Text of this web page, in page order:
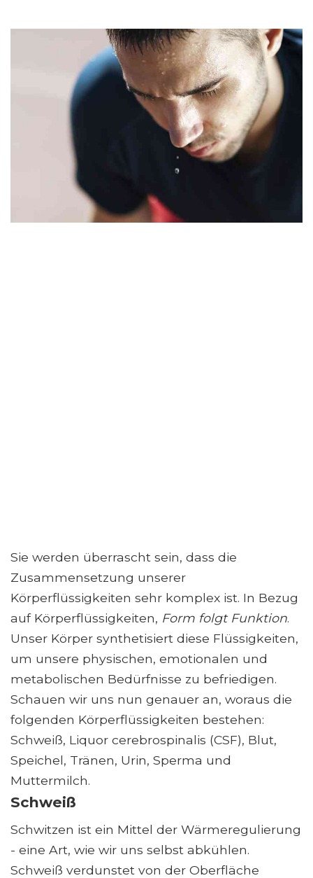
Sie werden überrascht sein, dass die
Zusammensetzung unserer
Körperflüssigkeiten sehr komplex ist. In Bezug
auf Körperflüssigkeiten, Form folgt Funktion.
Unser Körper synthetisiert diese Flüssigkeiten,
um unsere physischen, emotionalen und
metabolischen Bedürfnisse zu befriedigen.
Schauen wir uns nun genauer an, woraus die
folgenden Körperflüssigkeiten bestehen:
Schweiß, Liquor cerebrospinalis (CSF), Blut,
Speichel, Tränen, Urin, Sperma und
Muttermilch.
Schweiß
Schwitzen ist ein Mittel der Wärmeregulierung
- eine Art, wie wir uns selbst abkühlen.
Schweiß verdunstet von der Oberfläche